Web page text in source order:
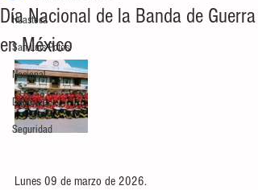
Huasteca
San Luis Potosí
Nacional
Deportes
Seguridad
Día Nacional de la Banda de Guerra
en México
Lunes 09 de marzo de 2026.